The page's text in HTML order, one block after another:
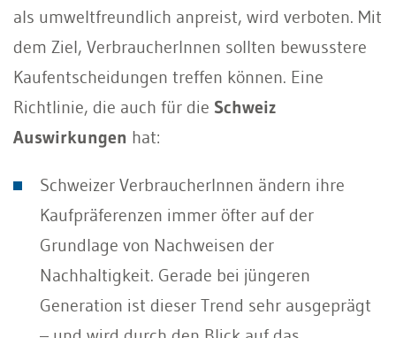
als umweltfreundlich anpreist, wird verboten. Mit
dem Ziel, VerbraucherInnen sollten bewusstere
Kaufentscheidungen treffen können. Eine
Richtlinie, die auch für die Schweiz
Auswirkungen hat:
Schweizer VerbraucherInnen ändern ihre
Kaufpräferenzen immer öfter auf der
Grundlage von Nachweisen der
Nachhaltigkeit. Gerade bei jüngeren
Generation ist dieser Trend sehr ausgeprägt